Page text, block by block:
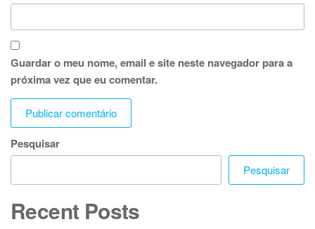
Guardar o meu nome, email e site neste navegador para a
próxima vez que eu comentar.
Pesquisar
Pesquisar
Recent Posts